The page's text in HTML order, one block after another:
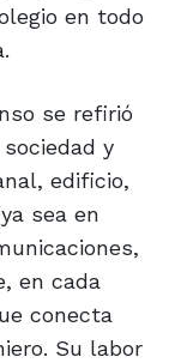
en todo
se refirió
y
edificio,
sea en
en cada
conecta
Su labor